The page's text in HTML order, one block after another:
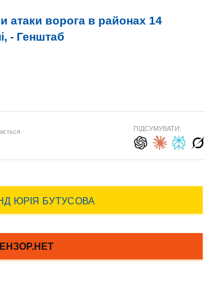
атаки ворога в районах 14
- Генштаб
ПІДСУМУВАТИ: